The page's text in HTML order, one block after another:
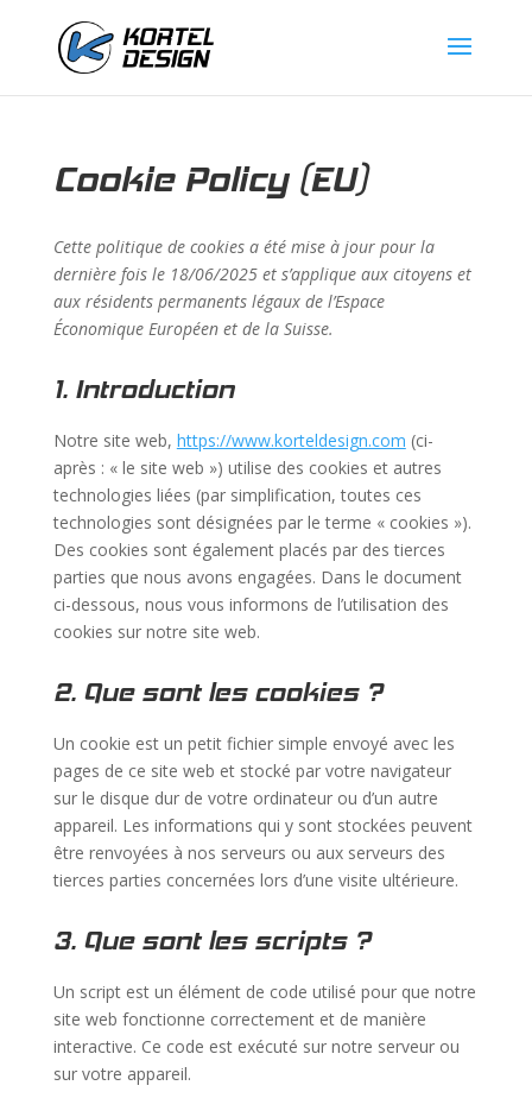
Cookie Policy (EU)
Cette politique de cookies a été mise à jour pour la
dernière fois le 18/06/2025 et s’applique aux citoyens et
aux résidents permanents légaux de l’Espace
Économique Européen et de la Suisse.
1. Introduction
Notre site web, https://www.korteldesign.com (ci-
après : « le site web ») utilise des cookies et autres
technologies liées (par simplification, toutes ces
technologies sont désignées par le terme « cookies »).
Des cookies sont également placés par des tierces
parties que nous avons engagées. Dans le document
ci-dessous, nous vous informons de l’utilisation des
cookies sur notre site web.
2. Que sont les cookies ?
Un cookie est un petit fichier simple envoyé avec les
pages de ce site web et stocké par votre navigateur
sur le disque dur de votre ordinateur ou d’un autre
appareil. Les informations qui y sont stockées peuvent
être renvoyées à nos serveurs ou aux serveurs des
tierces parties concernées lors d’une visite ultérieure.
3. Que sont les scripts ?
Un script est un élément de code utilisé pour que notre
site web fonctionne correctement et de manière
interactive. Ce code est exécuté sur notre serveur ou
sur votre appareil.